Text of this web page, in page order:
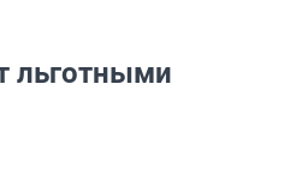
льготными